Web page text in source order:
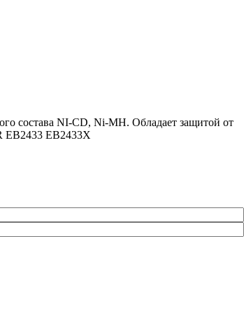
состава NI-CD, Ni-MH. Обладает защитой от
EB2433 EB2433X